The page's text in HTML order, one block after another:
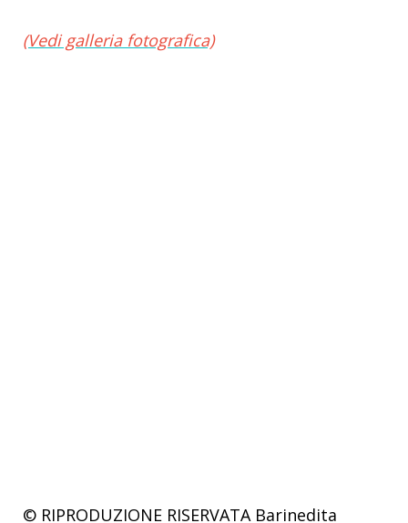
(Vedi galleria fotografica)
© RIPRODUZIONE RISERVATA Barinedita